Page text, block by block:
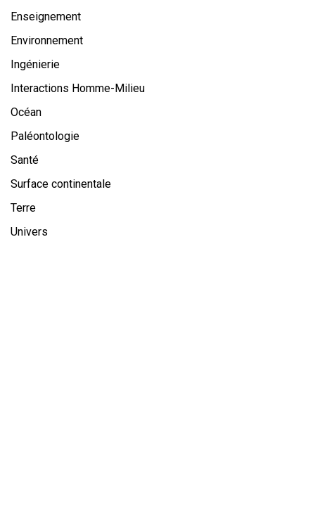
Enseignement
Environnement
Ingénierie
Interactions Homme-Milieu
Océan
Paléontologie
Santé
Surface continentale
Terre
Univers